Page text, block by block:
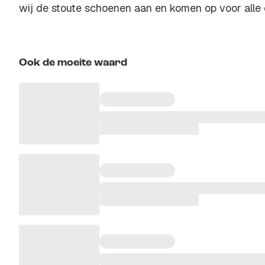
wij de stoute schoenen aan en komen op voor alle
Ook de moeite waard